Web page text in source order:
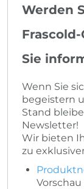
Werden
Sie
Wenn Sie
begeistern
Stand
Newsletter!
Wir bieten
zu